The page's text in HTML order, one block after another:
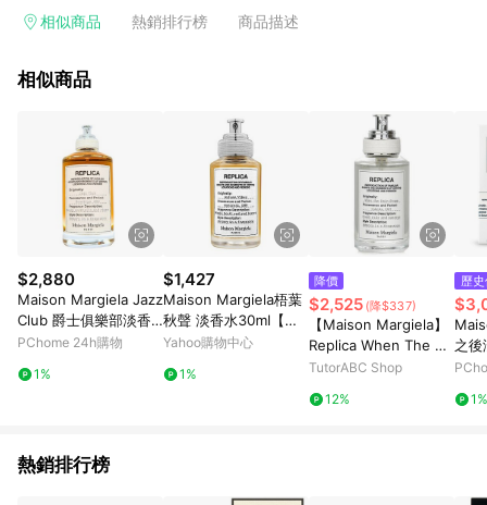
相似商品 熱銷排行榜 商品描述
相似商品
$2,880
Maison Margiela Jazz
Club 爵士俱樂部淡香
水 EDT 100ml TESTER
PChome 24h購物
1%
$1,427
Maison Margiela梧葉
秋聲 淡香水30ml【賠
售出清】
Yahoo購物中心
1%
降價
$2,525 (降$337)
【Maison Margiela】
Replica When The Rai
n Stops 淡香水
TutorABC Shop
12%
歷
之
1%
熱銷排行榜